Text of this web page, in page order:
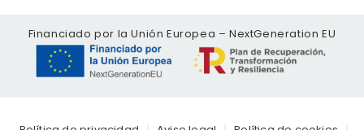
Financiado por la Unión Europea – NextGeneration EU